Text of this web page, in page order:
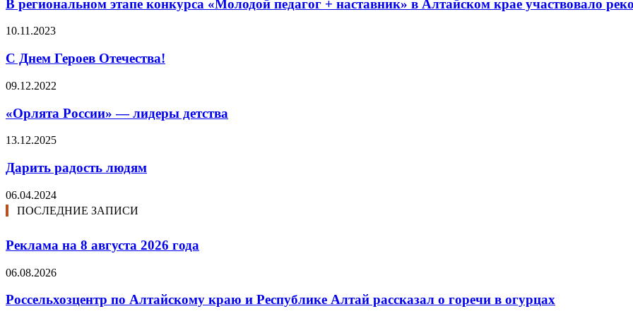
В региональном этапе конкурса «Молодой педагог + наставник» в Алтайском крае участвовало
10.11.2023
С Днем Героев Отечества!
09.12.2022
«Орлята России» — лидеры детства
13.12.2025
Дарить радость людям
06.04.2024
ПОСЛЕДНИЕ ЗАПИСИ
Реклама на 8 августа 2026 года
06.08.2026
Россельхозцентр по Алтайскому краю и Республике Алтай рассказал о горечи в огурцах